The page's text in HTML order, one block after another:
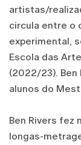
artistas/
circula entre o
experimental,
Escola das
(2022/23). Ben
alunos do
Ben Rivers fez
longas-